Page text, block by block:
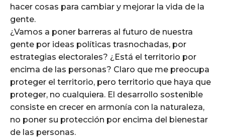
hacer cosas para cambiar y mejorar la vida de la
gente.
¿Vamos a poner barreras al futuro de nuestra
gente por ideas políticas trasnochadas, por
estrategias electorales? ¿Está el territorio por
encima de las personas? Claro que me preocupa
proteger el territorio, pero territorio que haya que
proteger, no cualquiera. El desarrollo sostenible
consiste en crecer en armonía con la naturaleza,
no poner su protección por encima del bienestar
de las personas.